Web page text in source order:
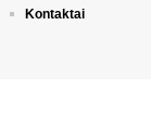
Kontaktai